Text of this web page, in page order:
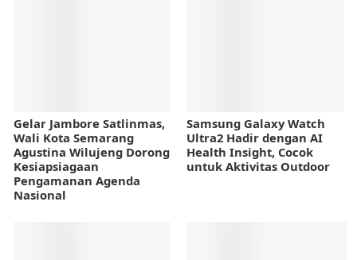
Gelar Jambore Satlinmas,
Wali Kota Semarang
Agustina Wilujeng Dorong
Kesiapsiagaan
Pengamanan Agenda
Nasional
Samsung Galaxy Watch
Ultra2 Hadir dengan AI
Health Insight, Cocok
untuk Aktivitas Outdoor